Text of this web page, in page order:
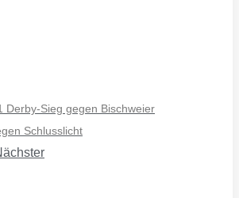
Derby-Sieg gegen Bischweier
Schlusslicht